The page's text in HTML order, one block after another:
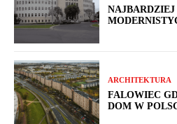
ARCHITEKTURA
FALOWIEC
DOM W